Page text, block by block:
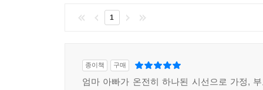
1
종이책 구매
엄마 아빠가 온전히 하나된 시선으로 가정,